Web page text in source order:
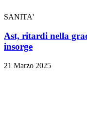
SANITA'
Ast, ritardi nella
insorge
21 Marzo 2025